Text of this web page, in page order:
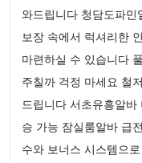
와드립니다 청담도파민
보장 속에서 럭셔리한
마련하실 수 있습니다
주칠까 걱정 마세요 철
드립니다 서초유흥알
승 가능 잠실룸알바 급
수와 보너스 시스템으